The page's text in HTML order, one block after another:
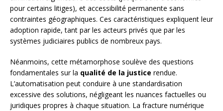
pour certains litiges), et accessibilité permanente sans
contraintes géographiques. Ces caractéristiques expliquent leur
adoption rapide, tant par les acteurs privés que par les
systèmes judiciaires publics de nombreux pays.
Néanmoins, cette métamorphose soulève des questions
fondamentales sur la qualité de la justice rendue.
L’automatisation peut conduire à une standardisation
excessive des solutions, négligeant les nuances factuelles ou
juridiques propres à chaque situation. La fracture numérique